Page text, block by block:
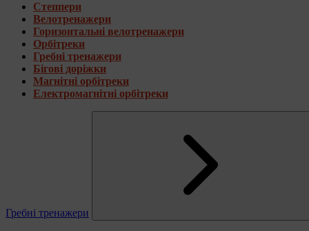
Степпери
Велотренажери
Горизонтальні велотренажери
Орбітреки
Гребні тренажери
Бігові доріжки
Магнітні орбітреки
Електромагнітні орбітреки
Гребні тренажери